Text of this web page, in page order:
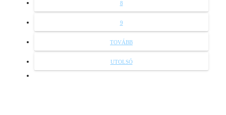
8
9
TOVÁBB
UTOLSÓ